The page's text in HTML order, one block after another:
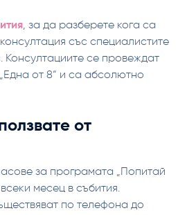
, за да разберете кога са
със специалистите
Консултациите се провеждат
от 8“ и са абсолютно
от
за програмата „Попитай
месец в събития.
по телефона до